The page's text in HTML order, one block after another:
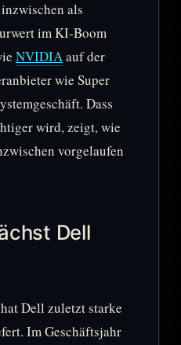
als
im KI-Boom
NVIDIAauf der
wie Super
Dass
wird, zeigt, wie
vorgelaufen
Dell
Dell zuletzt starke
Im Geschäftsjahr